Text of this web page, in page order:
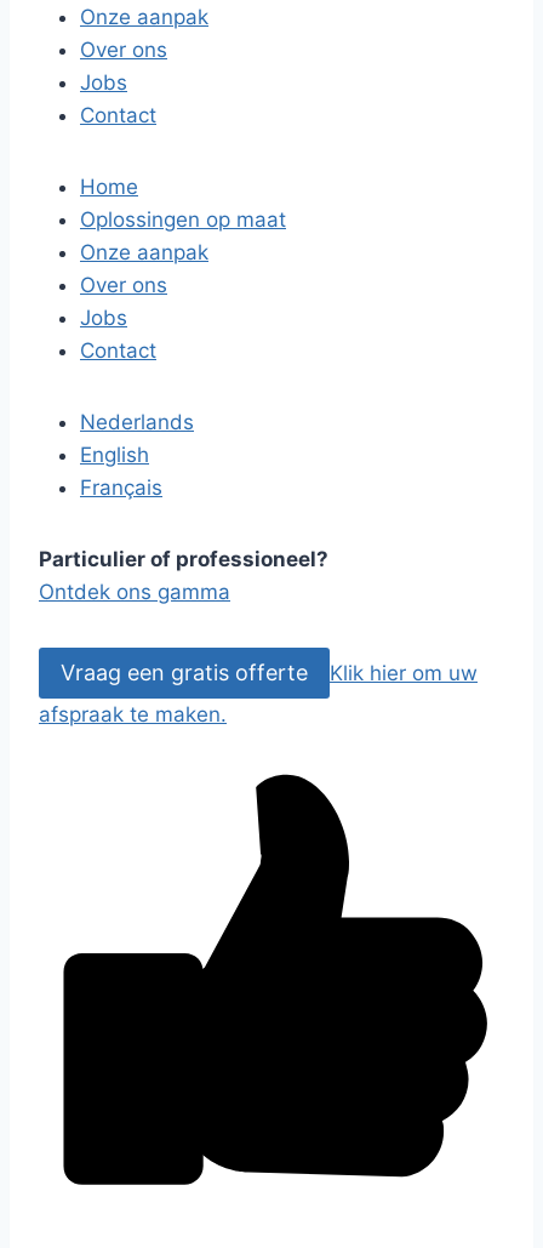
Onze aanpak
Over ons
Jobs
Contact
Home
Oplossingen op maat
Onze aanpak
Over ons
Jobs
Contact
Nederlands
English
Français
Particulier of professioneel?
Ontdek ons gamma
Vraag een gratis offerte
Klik hier om uw
afspraak te maken.